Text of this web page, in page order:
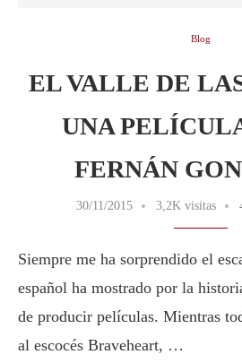
Blog
EL VALLE DE
UNA
FERNÁN
30/11/2015 3,2K visitas
Siempre me ha sorprendido el
español ha mostrado por la
de producir películas. Mientras
al escocés Braveheart, …